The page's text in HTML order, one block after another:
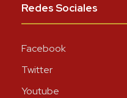
Redes Sociales
Facebook
Twitter
Youtube